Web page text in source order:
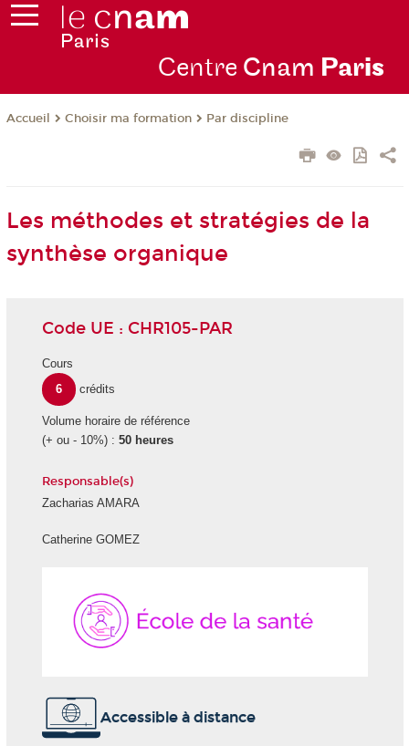
Centre Cnam Paris
Accueil Choisir ma formation Par discipline
Les méthodes et stratégies de la
synthèse organique
Code UE : CHR105-PAR
Cours
6
crédits
Volume horaire de référence
(+ ou - 10%) : 50 heures
Responsable(s)
Zacharias AMARA
Catherine GOMEZ
Accessible à distance